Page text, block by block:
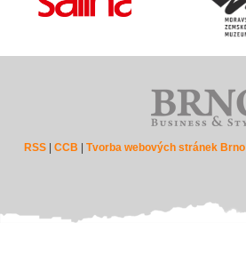
RSS |CCB |Tvorba webových stránek Brno